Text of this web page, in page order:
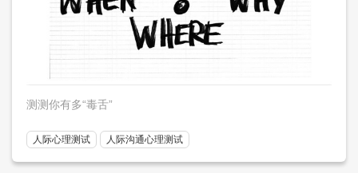
测测你有多“毒舌”
人际心理测试 人际沟通心理测试